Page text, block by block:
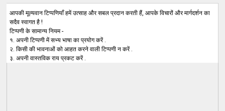
आपकी मूल्यवान टिप्पणियाँ हमें उत्साह और सबल प्रदान करती हैं, आपके विचारों और मार्गदर्शन का
सदैव स्वागत है !
टिप्पणी के सामान्य नियम -
१. अपनी टिप्पणी में सभ्य भाषा का प्रयोग करें .
२. किसी की भावनाओं को आहत करने वाली टिप्पणी न करें .
३. अपनी वास्तविक राय प्रकट करें .